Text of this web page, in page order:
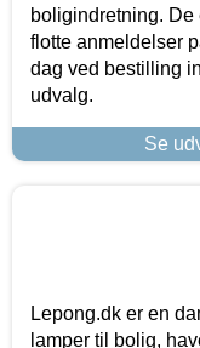
boligindretning.
flotte anmeldelser
dag ved bestilling
udvalg.
Se
Lepong.dk er en
lamper til bolig,